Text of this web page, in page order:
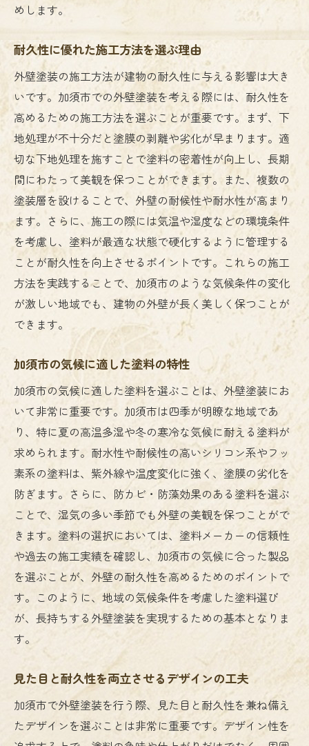
美観を保つためのメンテナンス法
加須市の風土に合ったデザインの提案
外壁材選びで高級感を演出する
定期的な点検が美しさを守る鍵
加須市での外壁塗装で長持ちする家を実現する
方法
長寿命塗料の選び方とその効果
施工後のメンテナンスで家を守る
加須市の気候に適した塗料の特徴
耐久性を確保する施工ポイント
プロの手による高品質な施工の魅力
長持ちする家を目指した施工事例
外壁塗装を成功させるために加須市で知ってお
くべきこと
地元密着の施工業者の選び方
加須市での施工実績から学ぶ成功例
最新の塗料トレンドとその影響
外壁塗装に必要な準備と計画
信頼できる業者選びのポイント
成功する外壁塗装のスケジュール管理
加須市での外壁塗装の基礎知識とプロが教える
最適施工法
プロが教える外壁塗装の基本知識
加須市で最適な施工法の選定基準
塗装前に知っておくべき重要ポイント
品質を保証するための施工チェックリスト
プロが推奨する塗料とその利点
施工後のアフターサービスで安心を得る
めします。
耐久性に優れた施工方法を選ぶ理由
外壁塗装の施工方法が建物の耐久性に与える影響は大き
いです。加須市での外壁塗装を考える際には、耐久性を
高めるための施工方法を選ぶことが重要です。まず、下
地処理が不十分だと塗膜の剥離や劣化が早まります。適
切な下地処理を施すことで塗料の密着性が向上し、長期
間にわたって美観を保つことができます。また、複数の
塗装層を設けることで、外壁の耐候性や耐水性が高まり
ます。さらに、施工の際には気温や湿度などの環境条件
を考慮し、塗料が最適な状態で硬化するように管理する
ことが耐久性を向上させるポイントです。これらの施工
方法を実践することで、加須市のような気候条件の変化
が激しい地域でも、建物の外壁が長く美しく保つことが
できます。
加須市の気候に適した塗料の特性
加須市の気候に適した塗料を選ぶことは、外壁塗装にお
いて非常に重要です。加須市は四季が明瞭な地域であ
り、特に夏の高温多湿や冬の寒冷な気候に耐える塗料が
求められます。耐水性や耐候性の高いシリコン系やフッ
素系の塗料は、紫外線や温度変化に強く、塗膜の劣化を
防ぎます。さらに、防カビ・防藻効果のある塗料を選ぶ
ことで、湿気の多い季節でも外壁の美観を保つことがで
きます。塗料の選択においては、塗料メーカーの信頼性
や過去の施工実績を確認し、加須市の気候に合った製品
を選ぶことが、外壁の耐久性を高めるためのポイントで
す。このように、地域の気候条件を考慮した塗料選び
が、長持ちする外壁塗装を実現するための基本となりま
す。
見た目と耐久性を両立させるデザインの工夫
加須市で外壁塗装を行う際、見た目と耐久性を兼ね備え
たデザインを選ぶことは非常に重要です。デザイン性を